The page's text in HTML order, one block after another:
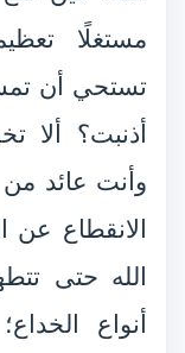
مستغلًا
تستحي أن
أذنبت؟ ألا
وأنت عائد
الانقطاع عن
الله حتى
أنواع